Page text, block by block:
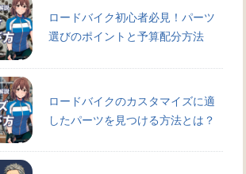
ロードバイク初心者必見！パーツ
選びのポイントと予算配分方法
ロードバイクのカスタマイズに適
したパーツを見つける方法とは？